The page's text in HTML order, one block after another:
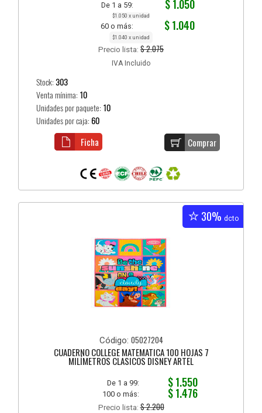
De 1 a 59: $ 1.050
$1.050 x unidad
60 o más: $ 1.040
$1.040 x unidad
Precio lista: $ 2.075
IVA Incluido
Stock:303
Venta mínima: 10
Unidades por paquete: 10
Unidades por caja: 60
Comprar
Ficha
30% dcto
Código: 05027204
CUADERNO COLLEGE MATEMATICA 100 HOJAS 7
MILÍMETROS CLASICOS DISNEY ARTEL
De 1 a 99: $ 1.550
100 o más: $ 1.476
Precio lista:$ 2.200